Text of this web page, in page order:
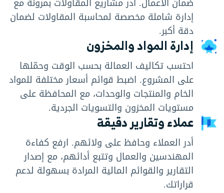
إدارة شاملة مخصصة لمحاسبة المقاولات لضمان
دقة أكبر.
إدارة المواد والمخزون
احتسب تكاليف العمالة بحسب الوقت وحمّلها
على المشروع. اضبط قوائم أسعار مختلفة للمواد
الخام والمنتجات والوحدات، مع المحافظة على
مستويات المخزون والتسويات الجردية.
عملاء وتقارير دقيقة
أدر العملاء وحافظ على ولائهم. ارفع كفاءة
المهندسين والعمال وتتبع أدائهم، مع إصدار
التقارير والقوائم المالية المرادة بسهولة لدعم
قراراتك.